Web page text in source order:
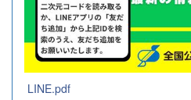
LINE.pdf